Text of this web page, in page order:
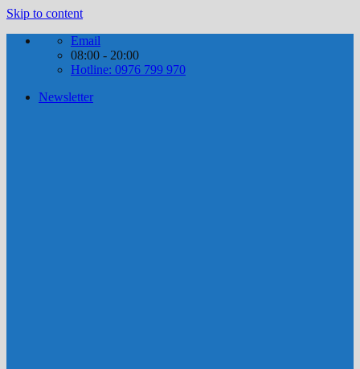
Skip to content
Email
08:00 - 20:00
Hotline: 0976 799 970
Newsletter